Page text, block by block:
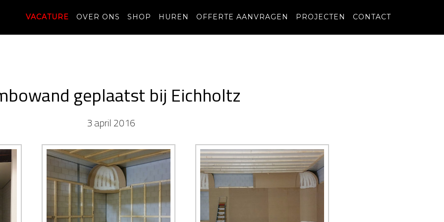
VACATURE OVER ONS SHOP HUREN OFFERTE AANVRAGEN PROJECTEN CONTACT
geplaatst bij Eichholtz
3 april 2016